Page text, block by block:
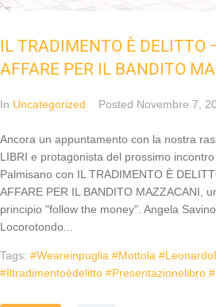
IL TRADIMENTO È DELITTO
AFFARE PER IL BANDITO
In Uncategorized Posted Novembre 7,
Ancora un appuntamento con la nostra
LIBRI e protagonista del prossimo
Palmisano con IL TRADIMENTO È
AFFARE PER IL BANDITO MAZZACANI,
principio "follow the money". Angela
Locorotondo...
Tags: #weareinpuglia #mottola
#iltradimentoèdelitto #presentazionelibro